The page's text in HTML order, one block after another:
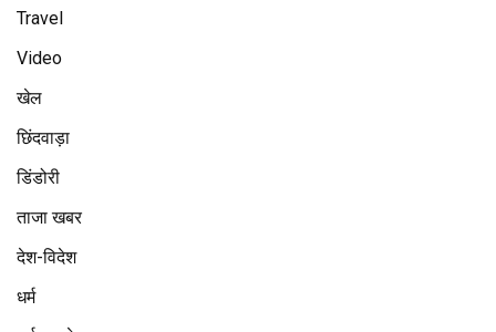
Travel
Video
खेल
छिंदवाड़ा
डिंडोरी
ताजा खबर
देश-विदेश
धर्म